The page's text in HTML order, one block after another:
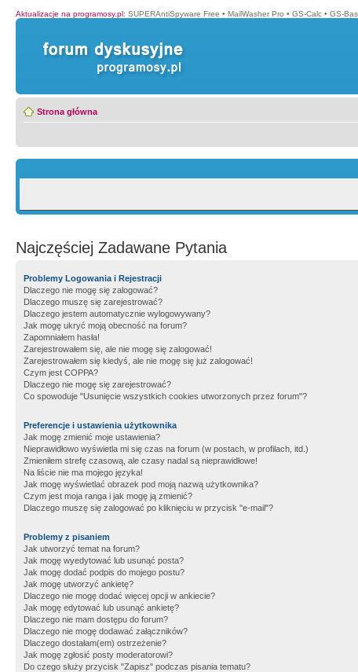
Aktualizacje na programosy.pl: SUPERAntiSpyware Free • MailWasher Pro • GS-Calc • GS-
Strona główna
Najczęściej Zadawane Pytania
Problemy Logowania i Rejestracji
Dlaczego nie mogę się zalogować?
Dlaczego muszę się zarejestrować?
Dlaczego jestem automatycznie wylogowywany?
Jak mogę ukryć moją obecność na forum?
Zapomniałem hasła!
Zarejestrowałem się, ale nie mogę się zalogować!
Zarejestrowałem się kiedyś, ale nie mogę się już zalogować!
Czym jest COPPA?
Dlaczego nie mogę się zarejestrować?
Co spowoduje "Usunięcie wszystkich cookies utworzonych przez forum"?
Preferencje i ustawienia użytkownika
Jak mogę zmienić moje ustawienia?
Nieprawidłowo wyświetla mi się czas na forum (w postach, w profilach, itd.)
Zmieniłem strefę czasową, ale czasy nadal są nieprawidłowe!
Na liście nie ma mojego języka!
Jak mogę wyświetlać obrazek pod moją nazwą użytkownika?
Czym jest moja ranga i jak mogę ją zmienić?
Dlaczego muszę się zalogować po kliknięciu w przycisk "e-mail"?
Problemy z pisaniem
Jak utworzyć temat na forum?
Jak mogę wyedytować lub usunąć posta?
Jak mogę dodać podpis do mojego postu?
Jak mogę utworzyć ankietę?
Dlaczego nie mogę dodać więcej opcji w ankiecie?
Jak mogę edytować lub usunąć ankietę?
Dlaczego nie mam dostępu do forum?
Dlaczego nie mogę dodawać załączników?
Dlaczego dostałam(em) ostrzeżenie?
Jak mogę zgłosić posty moderatorowi?
Do czego służy przycisk "Zapisz" podczas pisania tematu?